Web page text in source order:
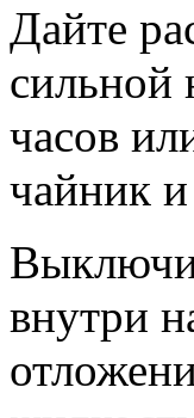
Дайте
сильной
часов
чайник
внутри